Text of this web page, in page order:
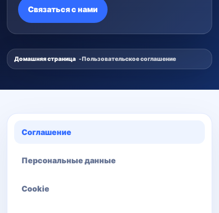
Связаться с нами
Домашняя страница Пользовательское соглашение
Соглашение
Персональные данные
Cookie